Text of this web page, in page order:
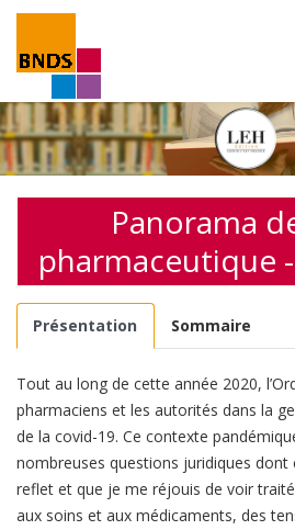
Panorama
pharmaceutique
Présentation Sommaire
Tout au long de cette année 2020,
pharmaciens et les autorités dans la
de la covid-19. Ce contexte
nombreuses questions juridiques dont
reflet et que je me réjouis de voir
aux soins et aux médicaments, des